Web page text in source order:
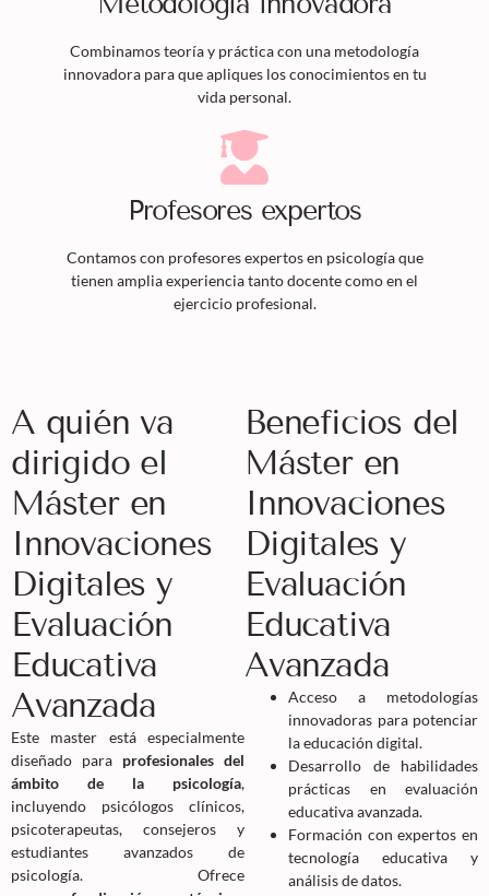
Combinamos teoría y práctica con una metodología
innovadora para que apliques los conocimientos en tu
vida personal.
Profesores expertos
Contamos con profesores expertos en psicología que
tienen amplia experiencia tanto docente como en el
ejercicio profesional.
A quién va
dirigido el
Máster en
Innovaciones
Digitales y
Evaluación
Educativa
Avanzada
Este master está especialmente
diseñado para profesionales del
ámbito de la psicología,
incluyendo psicólogos clínicos,
psicoterapeutas, consejeros y
estudiantes avanzados de
psicología. Ofrece
Beneficios del
Máster en
Innovaciones
Digitales y
Evaluación
Educativa
Avanzada
Acceso a metodologías
innovadoras para potenciar
la educación digital.
Desarrollo de habilidades
prácticas en evaluación
educativa avanzada.
Formación con expertos en
tecnología educativa y
análisis de datos.